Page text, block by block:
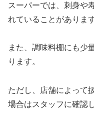
スーパーでは、刺身や
れていることがあります
また、調味料棚にも少
ります。
ただし、店舗によって
場合はスタッフに確認